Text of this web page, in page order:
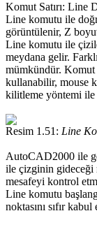
Komut Satırı: Line
Line komutu ile
görüntülenir, Z
Line komutu ile
meydana gelir.
mümkündür. Komut
kullanabilir, mouse
kilitleme yöntemi ile
Resim 1.51: Line
AutoCAD2000 ile
ile çizginin gideceği
mesafeyi kontrol
Line komutu
noktasını sıfır